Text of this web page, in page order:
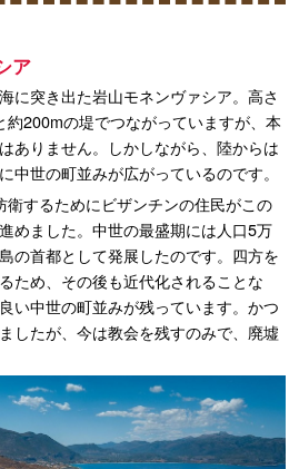
ア
に突き出た岩山モネンヴァシア。高さ
200mの堤でつながっていますが、本
ありません。しかしながら、陸からは
中世の町並みが広がっているのです。
するためにビザンチンの住民がこの
めました。中世の最盛期には人口5万
の首都として発展したのです。四方を
ため、その後も近代化されることな
い中世の町並みが残っています。かつ
したが、今は教会を残すのみで、廃墟